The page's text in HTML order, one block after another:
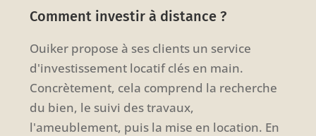
Comment investir à distance ?
Ouiker propose à ses clients un service
d'investissement locatif clés en main.
Concrètement, cela comprend la recherche
du bien, le suivi des travaux,
l'ameublement, puis la mise en location. En